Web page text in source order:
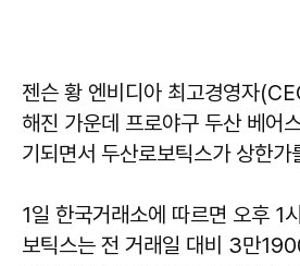
젠슨 황 엔비디아 최고경영자
해진 가운데 프로야구 두산 베어
기되면서 두산로보틱스가 상한가
1일 한국거래소에 따르면 오후 1
보틱스는 전 거래일 대비 3만